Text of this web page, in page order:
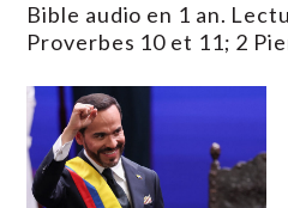
Bible audio en 1 an.
Proverbes 10 et 11; 2